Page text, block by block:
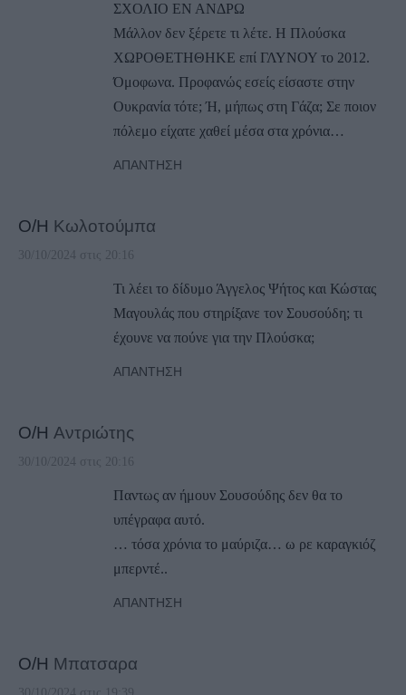
ΣΧΟΛΙΟ ΕΝ ΑΝΔΡΩ
Μάλλον δεν ξέρετε τι λέτε. Η Πλούσκα
ΧΩΡΟΘΕΤΗΘΗΚΕ επί ΓΛΥΝΟΥ το 2012.
Όμοφωνα. Προφανώς εσείς είσαστε στην
Ουκρανία τότε; Ή, μήπως στη Γάζα; Σε ποιον
πόλεμο είχατε χαθεί μέσα στα χρόνια…
ΑΠΆΝΤΗΣΗ
Ο/Η Κωλοτούμπα
30/10/2024 στις 20:16
Τι λέει το δίδυμο Άγγελος Ψήτος και Κώστας
Μαγουλάς που στηρίξανε τον Σουσούδη; τι
έχουνε να πούνε για την Πλούσκα;
ΑΠΆΝΤΗΣΗ
Ο/Η Αντριώτης
30/10/2024 στις 20:16
Παντως αν ήμουν Σουσούδης δεν θα το
υπέγραφα αυτό.
… τόσα χρόνια το μαύριζα… ω ρε καραγκιόζ
μπερντέ..
ΑΠΆΝΤΗΣΗ
Ο/Η Μπατσαρα